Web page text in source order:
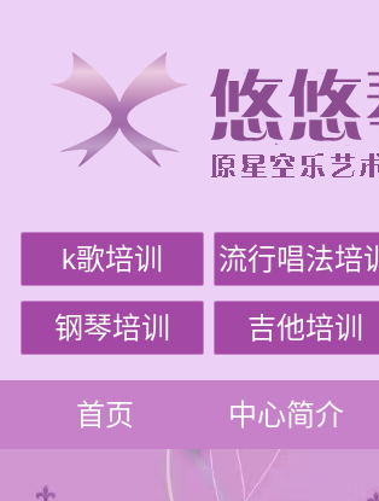
k歌培训 流行唱法培训
钢琴培训 吉他培训
首页 中心简介